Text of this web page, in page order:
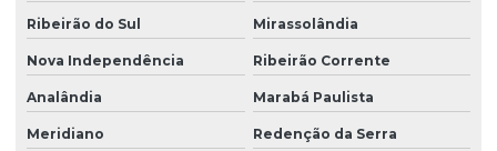
Ribeirão do Sul Mirassolândia
Nova Independência Ribeirão Corrente
Analândia Marabá Paulista
Meridiano Redenção da Serra